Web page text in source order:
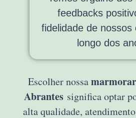
feedbacks
fidelidade de nossos
longo dos
Escolher nossa
Abrantessignifica optar
alta qualidade,